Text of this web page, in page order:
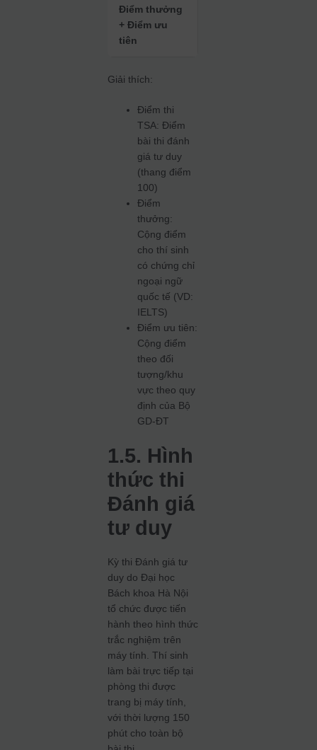
Điểm thưởng
+ Điểm ưu
tiên
Giải thích:
Điểm thi
TSA: Điểm
bài thi đánh
giá tư duy
(thang điểm
100)
Điểm
thưởng:
Cộng điểm
cho thí sinh
có chứng chỉ
ngoại ngữ
quốc tế (VD:
IELTS)
Điểm ưu tiên:
Cộng điểm
theo đối
tượng/khu
vực theo quy
định của Bộ
GD-ĐT
1.5. Hình
thức thi
Đánh giá
tư duy
Kỳ thi Đánh giá tư
duy do Đại học
Bách khoa Hà Nội
tổ chức được tiến
hành theo hình thức
trắc nghiệm trên
máy tính. Thí sinh
làm bài trực tiếp tại
phòng thi được
trang bị máy tính,
với thời lượng 150
phút cho toàn bộ